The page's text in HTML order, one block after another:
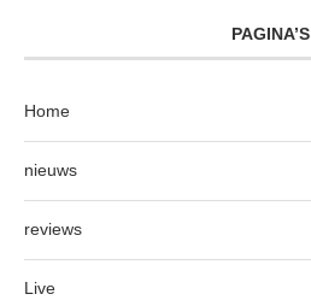
PAGINA’S
Home
nieuws
reviews
Live